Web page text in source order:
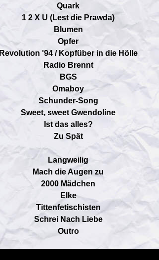
Quark
1 2 X U (Lest die Prawda)
Blumen
Opfer
Revolution '94 / Kopfüber in die Hölle
Radio Brennt
BGS
Omaboy
Schunder-Song
Sweet, sweet Gwendoline
Ist das alles?
Zu Spät
Langweilig
Mach die Augen zu
2000 Mädchen
Elke
Tittenfetischisten
Schrei Nach Liebe
Outro